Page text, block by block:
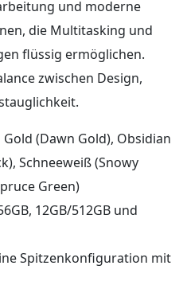
und moderne
die Multitasking und
flüssig ermöglichen.
zwischen Design,
(Dawn Gold), Obsidian
Schneeweiß (Snowy
Green)
12GB/512GB und
Spitzenkonfiguration mit